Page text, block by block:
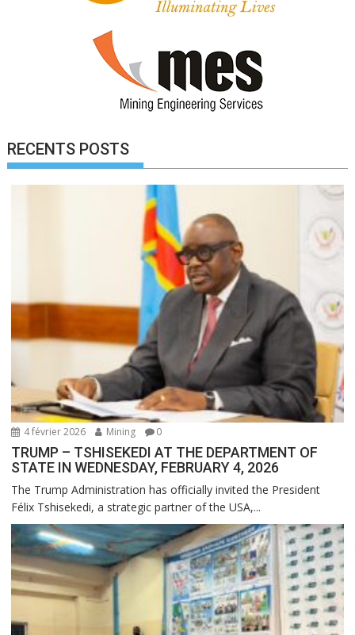
RECENTS POSTS
4 février 2026 Mining 0
TRUMP – TSHISEKEDI AT THE DEPARTMENT OF
STATE IN WEDNESDAY, FEBRUARY 4, 2026
The Trump Administration has officially invited the President
Félix Tshisekedi, a strategic partner of the USA,...